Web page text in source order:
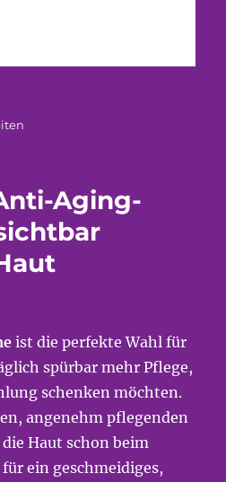
Aging-
ist die perfekte Wahl für
spürbar mehr Pflege,
schenken möchten.
angenehm pflegenden
Haut schon beim
ein geschmeidiges,